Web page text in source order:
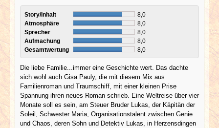
Story/Inhalt
8,0
Atmosphäre
8,0
Sprecher
8,0
Aufmachung
8,0
Gesamtwertung
8,0
Die liebe Familie...immer eine Geschichte wert. Das dachte
sich wohl auch Gisa Pauly, die mit diesem Mix aus
Familienroman und Traumschiff, mit einer kleinen Prise
Spannung ihren neues Roman schrieb. Eine Weltreise über vier
Monate soll es sein, am Steuer Bruder Lukas, der Käpitän der
Soleil, Schwester Maria, Organisationstalent zwischen Genie
und Chaos, deren Sohn und Detektiv Lukas, in Herzensdingen